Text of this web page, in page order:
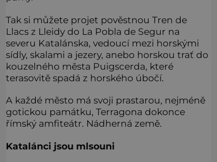
Tak si můžete projet pověstnou Tren de
Llacs z Lleidy do La Pobla de Segur na
severu Katalánska, vedoucí mezi horskými
sídly, skalami a jezery, anebo horskou trať do
kouzelného města Puigscerda, které
terasovitě spadá z horského úbočí.
A každé město má svoji prastarou, nejméně
gotickou památku, Terragona dokonce
římský amfiteátr. Nádherná země.
Katalánci jsou mlsouni